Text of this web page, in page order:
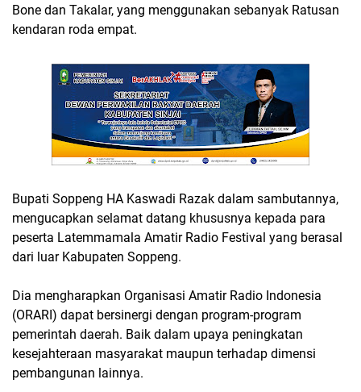
Bone dan Takalar, yang menggunakan sebanyak Ratusan
kendaran roda empat.
Bupati Soppeng HA Kaswadi Razak dalam sambutannya,
mengucapkan selamat datang khususnya kepada para
peserta Latemmamala Amatir Radio Festival yang berasal
dari luar Kabupaten Soppeng.
Dia mengharapkan Organisasi Amatir Radio Indonesia
(ORARI) dapat bersinergi dengan program-program
pemerintah daerah. Baik dalam upaya peningkatan
kesejahteraan masyarakat maupun terhadap dimensi
pembangunan lainnya.